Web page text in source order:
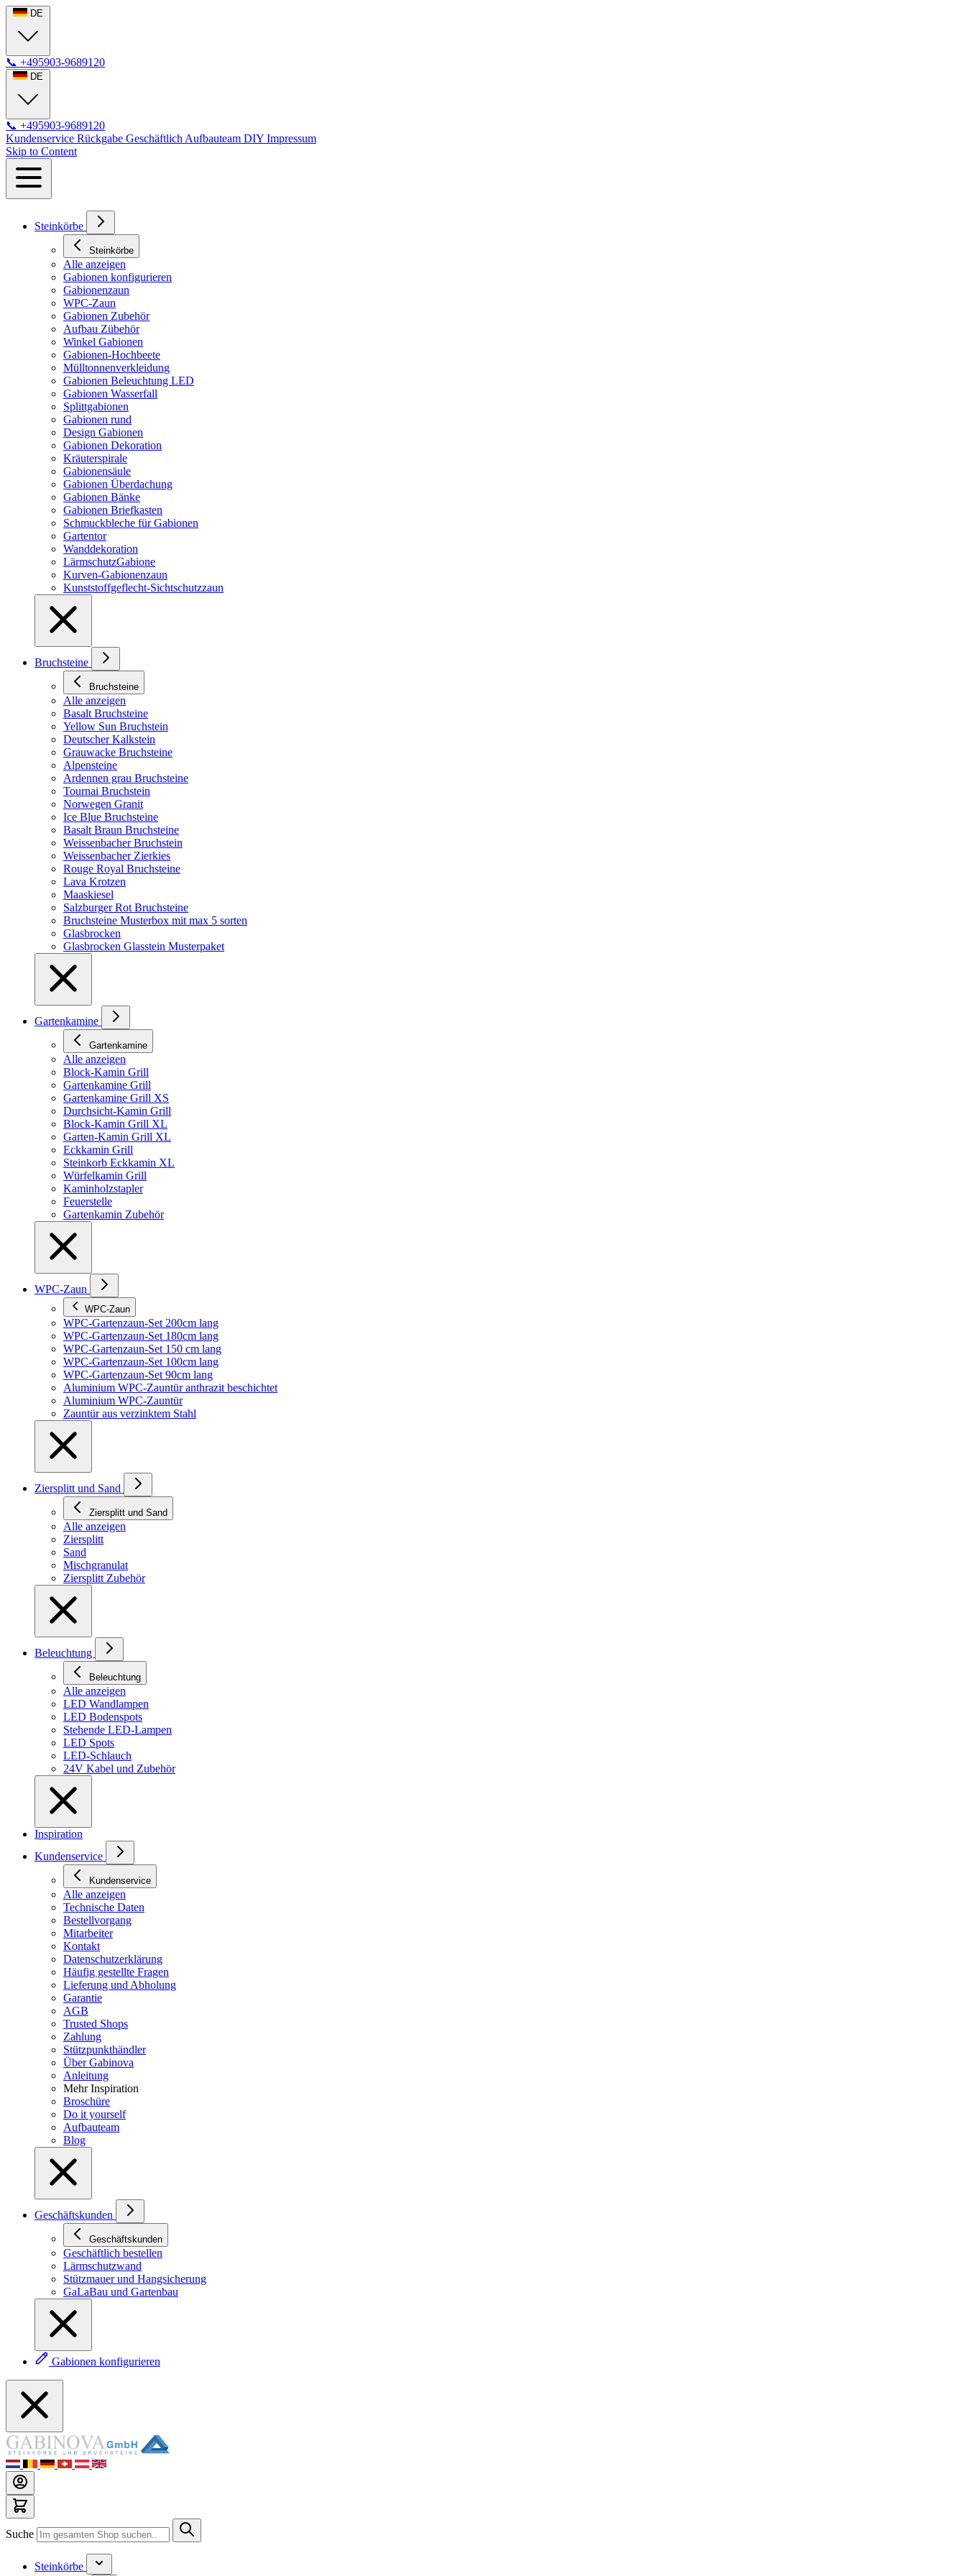
DE
📞 +495903-9689120
DE
📞 +495903-9689120
Kundenservice Rückgabe Geschäftlich Aufbauteam DIY Impressum
Skip to Content
Steinkörbe
Steinkörbe
Alle anzeigen
Gabionen konfigurieren
Gabionenzaun
WPC-Zaun
Gabionen Zubehör
Aufbau Zübehör
Winkel Gabionen
Gabionen-Hochbeete
Mülltonnenverkleidung
Gabionen Beleuchtung LED
Gabionen Wasserfall
Splittgabionen
Gabionen rund
Design Gabionen
Gabionen Dekoration
Kräuterspirale
Gabionensäule
Gabionen Überdachung
Gabionen Bänke
Gabionen Briefkasten
Schmuckbleche für Gabionen
Gartentor
Wanddekoration
LärmschutzGabione
Kurven-Gabionenzaun
Kunststoffgeflecht-Sichtschutzzaun
Bruchsteine
Bruchsteine
Alle anzeigen
Basalt Bruchsteine
Yellow Sun Bruchstein
Deutscher Kalkstein
Grauwacke Bruchsteine
Alpensteine
Ardennen grau Bruchsteine
Tournai Bruchstein
Norwegen Granit
Ice Blue Bruchsteine
Basalt Braun Bruchsteine
Weissenbacher Bruchstein
Weissenbacher Zierkies
Rouge Royal Bruchsteine
Lava Krotzen
Maaskiesel
Salzburger Rot Bruchsteine
Bruchsteine Musterbox mit max 5 sorten
Glasbrocken
Glasbrocken Glasstein Musterpaket
Gartenkamine
Gartenkamine
Alle anzeigen
Block-Kamin Grill
Gartenkamine Grill
Gartenkamine Grill XS
Durchsicht-Kamin Grill
Block-Kamin Grill XL
Garten-Kamin Grill XL
Eckkamin Grill
Steinkorb Eckkamin XL
Würfelkamin Grill
Kaminholzstapler
Feuerstelle
Gartenkamin Zubehör
WPC-Zaun
WPC-Zaun
WPC-Gartenzaun-Set 200cm lang
WPC-Gartenzaun-Set 180cm lang
WPC-Gartenzaun-Set 150 cm lang
WPC-Gartenzaun-Set 100cm lang
WPC-Gartenzaun-Set 90cm lang
Aluminium WPC-Zauntür anthrazit beschichtet
Aluminium WPC-Zauntür
Zauntür aus verzinktem Stahl
Ziersplitt und Sand
Ziersplitt und Sand
Alle anzeigen
Ziersplitt
Sand
Mischgranulat
Ziersplitt Zubehör
Beleuchtung
Beleuchtung
Alle anzeigen
LED Wandlampen
LED Bodenspots
Stehende LED-Lampen
LED Spots
LED-Schlauch
24V Kabel und Zubehör
Inspiration
Kundenservice
Kundenservice
Alle anzeigen
Technische Daten
Bestellvorgang
Mitarbeiter
Kontakt
Datenschutzerklärung
Häufig gestellte Fragen
Lieferung und Abholung
Garantie
AGB
Trusted Shops
Zahlung
Stützpunkthändler
Über Gabinova
Anleitung
Mehr Inspiration
Broschüre
Do it yourself
Aufbauteam
Blog
Geschäftskunden
Geschäftskunden
Geschäftlich bestellen
Lärmschutzwand
Stützmauer und Hangsicherung
GaLaBau und Gartenbau
Gabionen konfigurieren
Suche
Steinkörbe